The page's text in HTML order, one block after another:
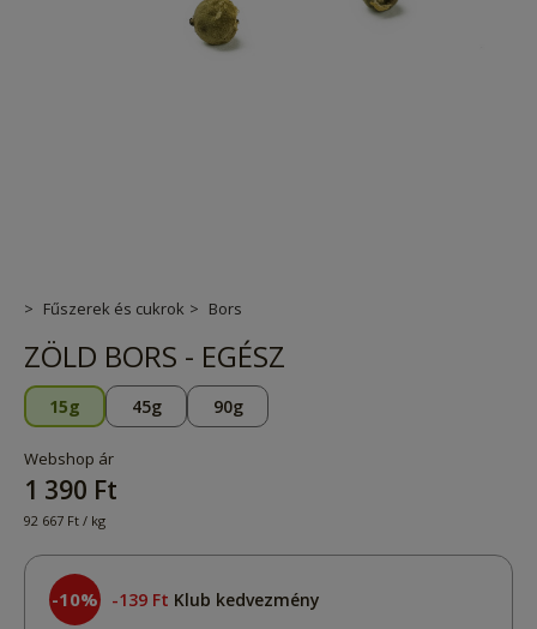
Fűszerek és cukrok Bors
ZÖLD BORS - EGÉSZ
15g 45g 90g
Webshop ár
1 390 Ft
92 667 Ft / kg
-10% 139 Ft Klub kedvezmény